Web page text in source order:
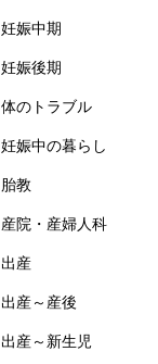
妊娠中期
妊娠後期
体のトラブル
妊娠中の暮らし
胎教
産院・産婦人科
出産
出産～産後
出産～新生児